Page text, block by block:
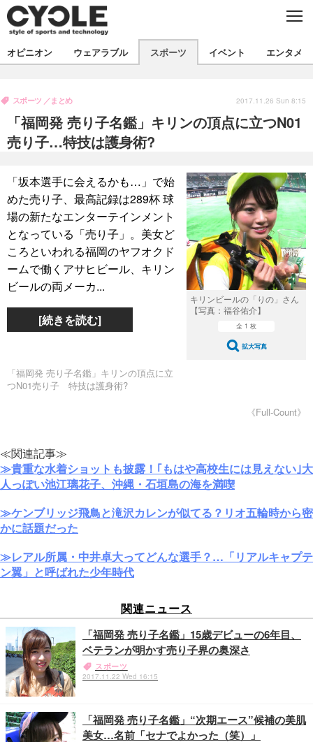
C
E
製品/用品
衣類
飲食
バックナンバー
コラム
インプレ
ボイス
デバイス
ビジネス
国内
スポーツ
選手
写真
動画
試乗会
スポーツ
ツアー
文化
エンタメ
芸能
出版／映画
話題
ファッション
デザイン
写真
動画
ライフ
社会
政治
ハウツー
オピニオン ウェアラブル スポーツ イベント エンタメ
「福岡発 売り子名鑑」キリンの頂点に立つN01
売り子…特技は護身術?
スポーツ まとめ 2017.11.26 Sun 8:15
キリンビールの「りの」さん
【写真：福谷佑介】
全 1 枚
拡大写真
「坂本選手に会えるかも…」で始
めた売り子、最高記録は289杯 球
場の新たなエンターテインメント
となっている「売り子」。美女ど
ころといわれる福岡のヤフオクド
ームで働くアサヒビール、キリン
ビールの両メーカ...
[続きを読む]
「福岡発 売り子名鑑」キリンの頂点に立
つN01売り子 特技は護身術?
《Full-Count》
≪関連記事≫
≫貴重な水着ショットも披露！｢もはや高校生には見えない｣大
人っぽい池江璃花子、沖縄・石垣島の海を満喫
≫ケンブリッジ飛鳥と滝沢カレンが似てる？リオ五輪時から密
かに話題だった
≫レアル所属・中井卓大ってどんな選手？…「リアルキャプテ
ン翼」と呼ばれた少年時代
関連ニュース
「福岡発 売り子名鑑」15歳デビューの6年目、
ベテランが明かす売り子界の奥深さ
スポーツ
2017.11.22 Wed 16:15
「福岡発 売り子名鑑」“次期エース”候補の美肌
美女…名前「セナでよかった（笑）」